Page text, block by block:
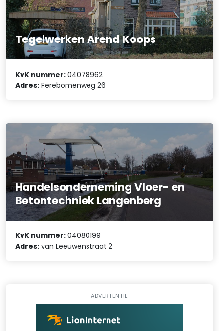
Tegelwerken Arend Koops
KvK nummer: 04078962
Adres: Perebomenweg 26
Handelsonderneming Vloer- en
Betontechniek Langenberg
KvK nummer: 04080199
Adres: van Leeuwenstraat 2
ADVERTENTIE